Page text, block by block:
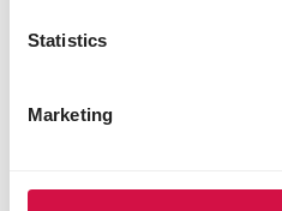
Statistics
Marketing
smaakstoffen